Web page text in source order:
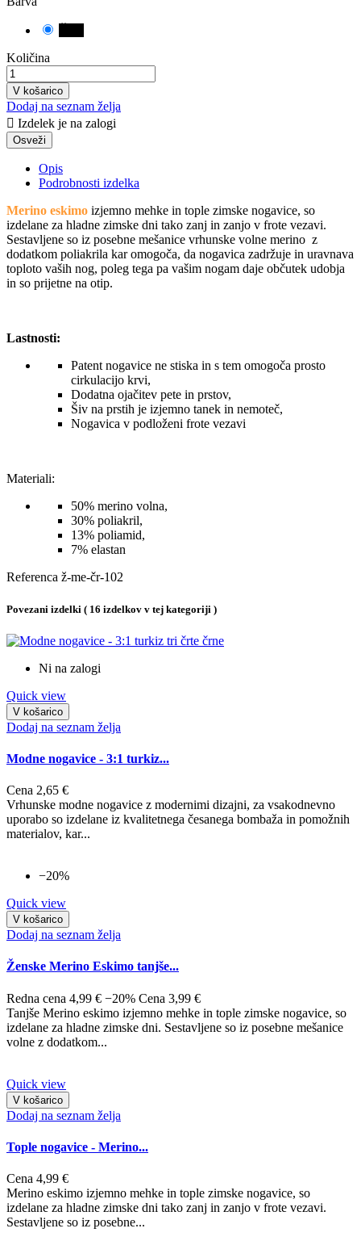
Količina
V košarico
Dodaj na seznam želja
 Izdelek je na zalogi
Opis
Podrobnosti izdelka
Merino eskimo izjemno mehke in tople zimske nogavice, so
izdelane za hladne zimske dni tako zanj in zanjo v frote vezavi.
Sestavljene so iz posebne mešanice vrhunske volne merino z
dodatkom poliakrila kar omogoča, da nogavica zadržuje in uravnava
toploto vaših nog, poleg tega pa vašim nogam daje občutek udobja
in so prijetne na otip.
Lastnosti:
Patent nogavice ne stiska in s tem omogoča prosto
cirkulacijo krvi,
Dodatna ojačitev pete in prstov,
Šiv na prstih je izjemno tanek in nemoteč,
Nogavica v podloženi frote vezavi
Materiali:
50% merino volna,
30% poliakril,
13% poliamid,
7% elastan
Referenca ž-me-čr-102
Povezani izdelki ( 16 izdelkov v tej kategoriji )
Ni na zalogi
Quick view
V košarico
Dodaj na seznam želja
Modne nogavice - 3:1 turkiz...
Cena 2,65 €
Vrhunske modne nogavice z modernimi dizajni, za vsakodnevno
uporabo so izdelane iz kvalitetnega česanega bombaža in pomožnih
materialov, kar...
−20%
Quick view
V košarico
Dodaj na seznam želja
Ženske Merino Eskimo tanjše...
Redna cena 4,99 € −20% Cena 3,99 €
Tanjše Merino eskimo izjemno mehke in tople zimske nogavice, so
izdelane za hladne zimske dni. Sestavljene so iz posebne mešanice
volne z dodatkom...
Quick view
V košarico
Dodaj na seznam želja
Tople nogavice - Merino...
Cena 4,99 €
Merino eskimo izjemno mehke in tople zimske nogavice, so
izdelane za hladne zimske dni tako zanj in zanjo v frote vezavi.
Sestavljene so iz posebne...